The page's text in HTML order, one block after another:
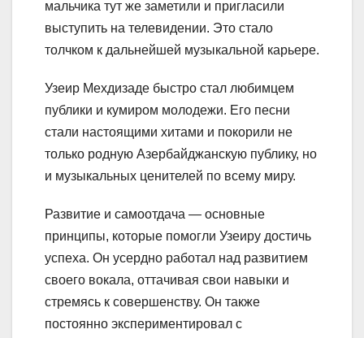
мальчика тут же заметили и пригласили
выступить на телевидении. Это стало
толчком к дальнейшей музыкальной карьере.
Узеир Мехдизаде быстро стал любимцем
публики и кумиром молодежи. Его песни
стали настоящими хитами и покорили не
только родную Азербайджанскую публику, но
и музыкальных ценителей по всему миру.
Развитие и самоотдача — основные
принципы, которые помогли Узеиру достичь
успеха. Он усердно работал над развитием
своего вокала, оттачивая свои навыки и
стремясь к совершенству. Он также
постоянно экспериментировал с